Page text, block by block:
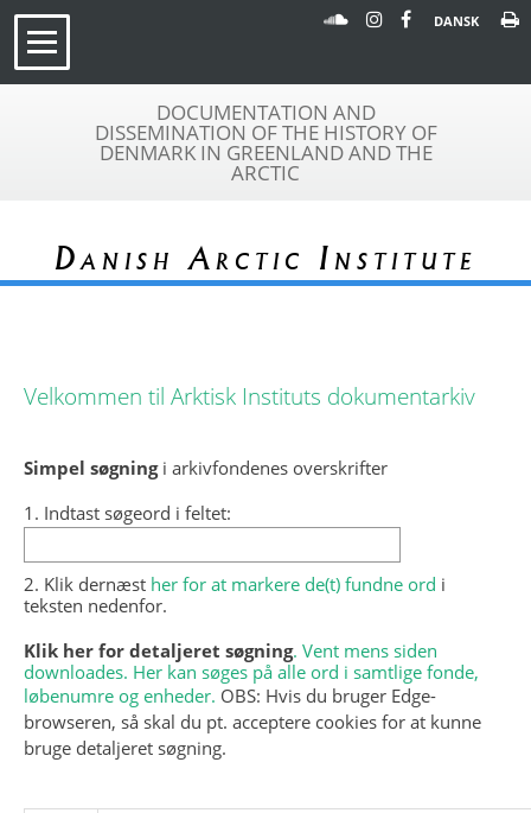
DANSK
DOCUMENTATION AND
DISSEMINATION OF THE HISTORY OF
DENMARK IN GREENLAND AND THE
ARCTIC
Danish Arctic Institute
Velkommen til Arktisk Instituts dokumentarkiv
Simpel søgningi arkivfondenes overskrifter
1. Indtast søgeord i feltet:
2. Klik dernæst her for at markere de(t) fundne ord i
teksten nedenfor.
Klik her for detaljeret søgning. Vent mens siden
downloades. Her kan søges på alle ord i samtlige fonde,
løbenumre og enheder. OBS: Hvis du bruger Edge-
browseren, så skal du pt. acceptere cookies for at kunne
bruge detaljeret søgning.